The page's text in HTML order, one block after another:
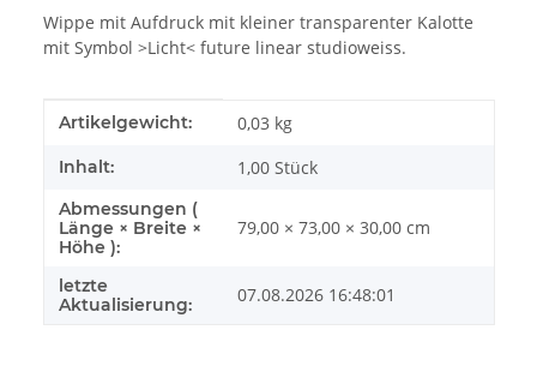
Wippe mit Aufdruck mit kleiner transparenter Kalotte
mit Symbol >Licht< future linear studioweiss.
Produkteigenschaft
Wert
Artikelgewicht: 0,03 kg
Inhalt: 1,00 Stück
Abmessungen (
Länge × Breite ×
Höhe ):
79,00 × 73,00 × 30,00 cm
letzte
Aktualisierung:
07.08.2026 16:48:01